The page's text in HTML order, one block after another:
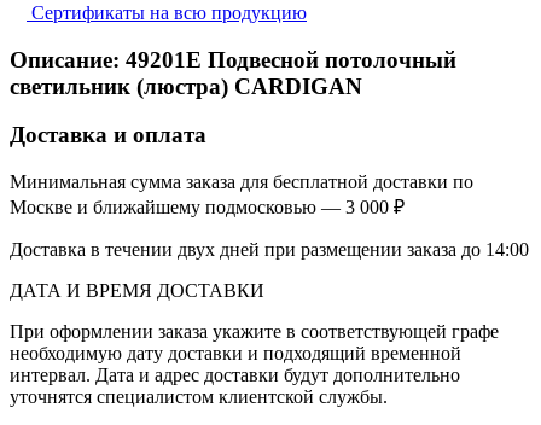
Сертификаты на всю продукцию
Описание: 49201E Подвесной потолочный
светильник (люстра) CARDIGAN
Доставка и оплата
Минимальная сумма заказа для бесплатной доставки по
Москве и ближайшему подмосковью — 3 000 ₽
Доставка в течении двух дней при размещении заказа до 14:00
ДАТА И ВРЕМЯ ДОСТАВКИ
При оформлении заказа укажите в соответствующей графе
необходимую дату доставки и подходящий временной
интервал. Дата и адрес доставки будут дополнительно
уточнятся специалистом клиентской службы.